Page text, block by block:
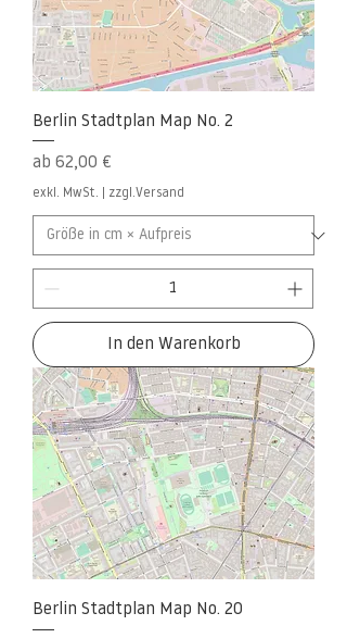
Berlin Stadtplan Map No. 2
ab 62,00 €
Sale-Preis
exkl. MwSt. zzgl.Versand
In den Warenkorb
Berlin Stadtplan Map No. 20